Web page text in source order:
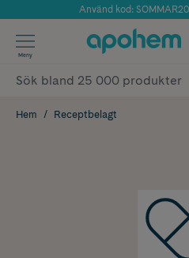
Årets Butik 2025
Använd kod:
✓ Fri
✓ Poäng på
Meny
Hem Receptbelagt